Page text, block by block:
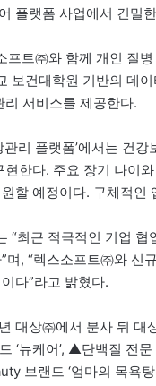
플랫폼 사업에서 긴밀
프트㈜와 함께 개인 질
보건대학원 기반의 데
서비스를 제공한다.
관리 플랫폼’에서는 건
한다. 주요 장기 나이
할 예정이다. 구체적
“최근 적극적인 기업
며, “렉스소프트㈜와
다”라고 밝혔다.
대상㈜에서 분사 뒤
‘뉴케어’, ▲단백질 전
브랜드 ‘엄마의 목욕